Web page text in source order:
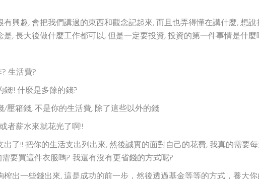
興趣, 會把我們講過的東西和觀念記起來, 而且也弄得懂在講什麼, 想
, 長大後做什麼工作都可以, 但是一定要投資, 投資的第一件事情是什麼
生活費?
!! 什麼是多餘的錢?
壓箱錢, 不是你的生活費, 除了這些以外的錢.
者薪水來就花光了啊!!
了!! 把你的生活支出列出來, 然後誠實的面對自己的花費, 我真的需要
要買這件衣服嗎? 我還有沒有更省錢的方式呢?